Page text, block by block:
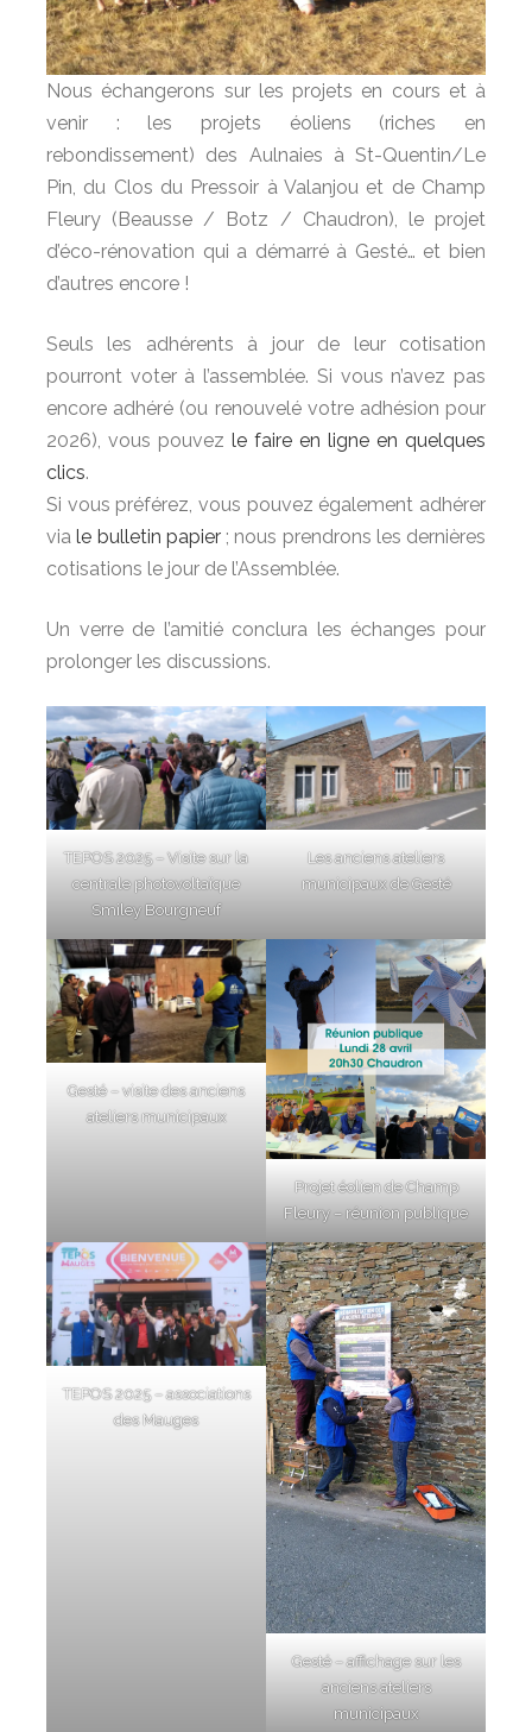
Nous échangerons sur les projets en cours et à
venir : les projets éoliens (riches en
rebondissement) des Aulnaies à St-Quentin/Le
Pin, du Clos du Pressoir à Valanjou et de Champ
Fleury (Beausse / Botz / Chaudron), le projet
d’éco-rénovation qui a démarré à Gesté… et bien
d’autres encore !
Seuls les adhérents à jour de leur cotisation
pourront voter à l’assemblée. Si vous n’avez pas
encore adhéré (ou renouvelé votre adhésion pour
2026), vous pouvez le faire en ligne en quelques
clics.
Si vous préférez, vous pouvez également adhérer
viale bulletin papier; nous prendrons les dernières
cotisations le jour de l’Assemblée.
Un verre de l’amitié conclura les échanges pour
prolonger les discussions.
TEPOS 2025 – Visite sur la
centrale photovoltaïque
Smiley Bourgneuf
Les anciens ateliers
municipaux de Gesté
Gesté – visite des anciens
ateliers municipaux
Projet éolien de Champ
Fleury – réunion publique
TEPOS 2025 – associations
des Mauges
Gesté – affichage sur les
anciens ateliers
municipaux